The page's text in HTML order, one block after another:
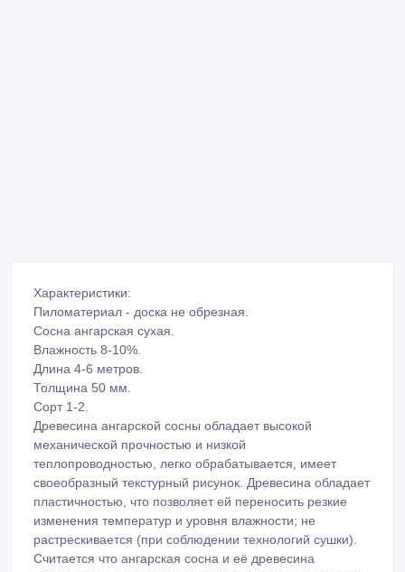
Характеристики:
Пиломатериал - доска не обрезная.
Сосна ангарская сухая.
Влажность 8-10%.
Длина 4-6 метров.
Толщина 50 мм.
Сорт 1-2.
Древесина ангарской сосны обладает высокой
механической прочностью и низкой
теплопроводностью, легко обрабатывается, имеет
своеобразный текстурный рисунок. Древесина обладает
пластичностью, что позволяет ей переносить резкие
изменения температур и уровня влажности; не
растрескивается (при соблюдении технологий сушки).
Считается что ангарская сосна и её древесина